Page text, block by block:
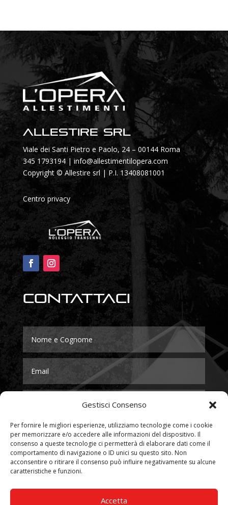
Gestisci Consenso
Per fornire le migliori esperienze, utilizziamo tecnologie come i cookie
per memorizzare e/o accedere alle informazioni del dispositivo. Il
consenso a queste tecnologie ci permetterà di elaborare dati come il
comportamento di navigazione o ID unici su questo sito. Non
acconsentire o ritirare il consenso può influire negativamente su alcune
caratteristiche e funzioni.
Accetta
Allestire SRL
Viale dei Santi Pietro e Paolo, 24 – 00144 Roma
345 1793194|info@allestimentilopera.com
Copyright © Allestire srl | P.I. 13408081001
Centro privacy
Contattaci